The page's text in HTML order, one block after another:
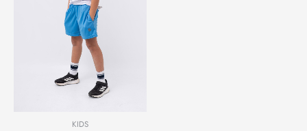
KIDS